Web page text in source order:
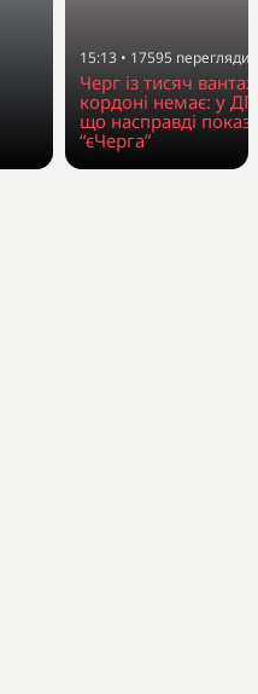
15:13 • 17595 перегляди
Черг із тисяч
кордоні немає: у
що насправді
“єЧерга”